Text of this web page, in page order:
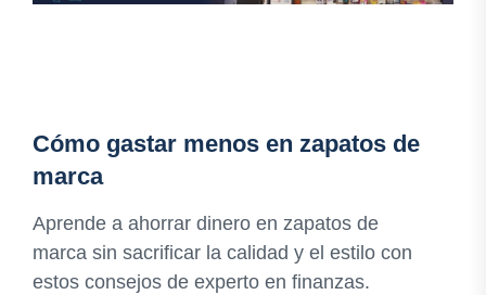
Cómo gastar menos en zapatos de
marca
Aprende a ahorrar dinero en zapatos de
marca sin sacrificar la calidad y el estilo con
estos consejos de experto en finanzas.